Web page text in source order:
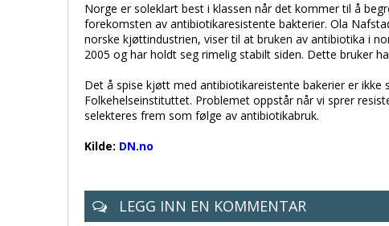
Norge er soleklart best i klassen når det kommer til å
forekomsten av antibiotikaresistente bakterier. Ola
norske kjøttindustrien, viser til at bruken av antibiotika i
2005 og har holdt seg rimelig stabilt siden. Dette bruker
Det å spise kjøtt med antibiotikareistente bakerier er
Folkehelseinstituttet. Problemet oppstår når vi sprer
selekteres frem som følge av antibiotikabruk.
Kilde: DN.no
LEGG INN EN KOMMENTAR